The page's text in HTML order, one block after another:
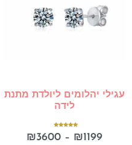
עגילי יהלומים ליולדת מתנת
לידה
5.00
מתוך 5
₪1199
–
₪3600